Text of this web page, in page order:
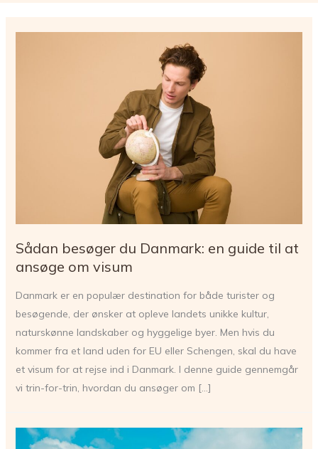
Sådan besøger du Danmark: en guide til at
ansøge om visum
Danmark er en populær destination for både turister og
besøgende, der ønsker at opleve landets unikke kultur,
naturskønne landskaber og hyggelige byer. Men hvis du
kommer fra et land uden for EU eller Schengen, skal du have
et visum for at rejse ind i Danmark. I denne guide gennemgår
vi trin-for-trin, hvordan du ansøger om […]